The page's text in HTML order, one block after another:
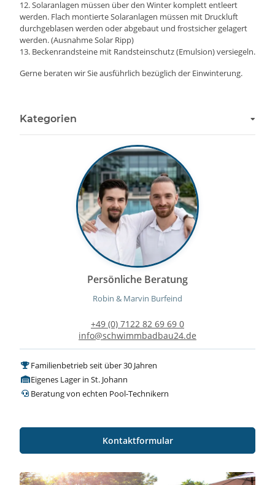
12.Solaranlagen müssen über den Winter komplett entleert
werden. Flach montierte Solaranlagen müssen mit Druckluft
durchgeblasen werden oder abgebaut und frostsicher gelagert
werden. (Ausnahme Solar Ripp)
13. Beckenrandsteine mit Randsteinschutz (Emulsion) versiegeln.
Gerne beraten wir Sie ausführlich bezüglich der Einwinterung.
Kategorien
Persönliche Beratung
Robin & Marvin Burfeind
+49 (0) 7122 82 69 69 0
info@schwimmbadbau24.de
Familienbetrieb seit über 30 Jahren
Eigenes Lager in St. Johann
Beratung von echten Pool-Technikern
Kontaktformular